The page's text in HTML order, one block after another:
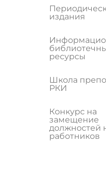
издания
ресурсы
Школа
РКИ
Конкурс на
замещение
должностей
работников